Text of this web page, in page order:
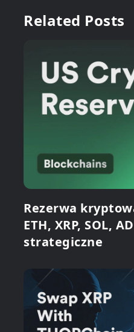
Related Posts
Rezerwa
ETH, XRP, SOL,
strategiczne